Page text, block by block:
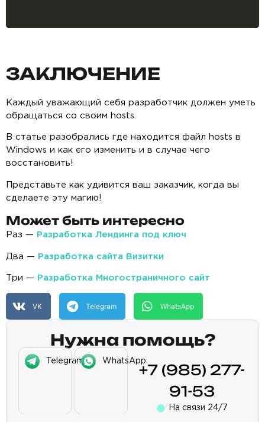
ЗАКЛЮЧЕНИЕ
Каждый уважающий себя разработчик должен уметь
обращаться со своим hosts.
В статье разобрались где находится файл hosts в
Windows и как его изменить и в случае чего
восстановить!
Представьте как удивится ваш заказчик, когда вы
сделаете эту магию!
Может быть интересно
Раз — Разработка Лендинга под ключ
Два — Разработка сайта Визитки
Три — Разработка Многостраничного сайт
VK Telegram WhatsApp
Нужна помощь?
Telegram WhatsApp+7 (985) 277-
91-53
На связи 24/7